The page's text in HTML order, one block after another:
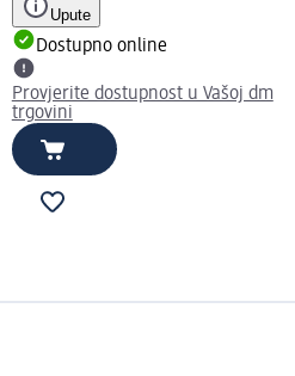
Upute
Dostupno online
Provjerite dostupnost u Vašoj dm
trgovini